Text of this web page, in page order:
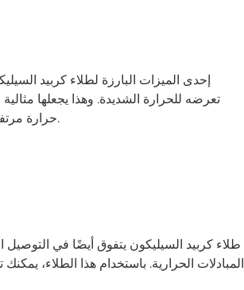
إحدى الميزات البارزة لطلاء كربيد
تعرضه للحرارة الشديدة. وهذا يجعلها
حرارة مرتفعة. يمكنك الاعتماد على هذا الطلاء لمنع التدهور الحراري والحفاظ على أداء ثابت.
طلاء كربيد السيليكون يتفوق أيضًا في التوصيل
المبادلات الحرارية. باستخدام هذا الطلاء،